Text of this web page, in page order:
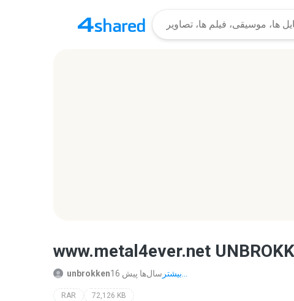
www.metal4ever.net
unbrokken 16 سال‌ها پیش
RAR 72,126 KB